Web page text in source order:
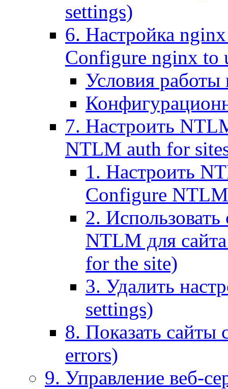
settings)
6. Настройка
Configure nginx to
Условия работы
7. Настроить
NTLM auth for
1. Настроить
Configure
2.
NTLM для
for the site)
3. Удалить
settings)
8. Показать
errors)
9. Управление веб-